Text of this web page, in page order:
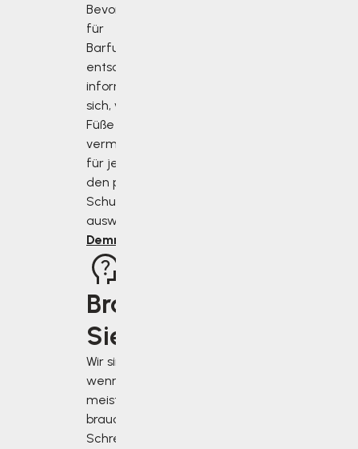
Bevor Sie sich
für
Barfußschuhe
entscheiden,
informieren Sie
sich, wie Sie Ihre
Füße richtig
vermessen und
für jeden Anlass
den perfekten
Schuh
auswählen.
Demnächst
Brauchen
Sie Rat?
Wir sind für Sie da,
wenn Sie uns am
meisten
brauchen.
Schreiben Sie uns